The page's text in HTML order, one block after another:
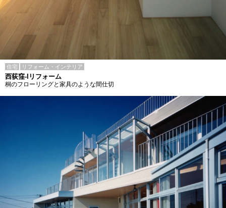
住宅 リフォーム・インテリア
西荻窪-Iリフォーム
桐のフローリングと家具のような間仕切